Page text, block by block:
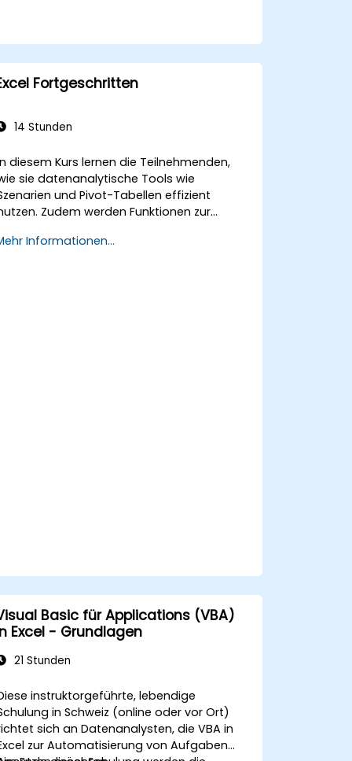
Fortgeschritten
14 Stunden
diesem Kurs lernen die Teilnehmenden,
sie datenanalytische Tools wie
und Pivot-Tabellen effizient
Zudem werden Funktionen zur
sowie das Erstellen und
Informationen...
Basic für Applications (VBA)
Excel - Grundlagen
21 Stunden
instruktorgeführte, lebendige
in Schweiz (online oder vor Ort)
sich an Datenanalysten, die VBA in
zur Automatisierung von Aufgaben